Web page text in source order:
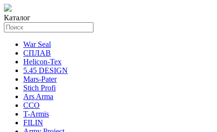
Каталог
War Seal
СПЛАВ
Helicon-Tex
5.45 DESIGN
Mars-Pater
Stich Profi
Ars Arma
ССО
T-Armis
FILIN